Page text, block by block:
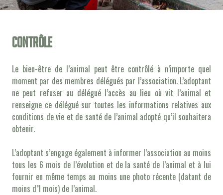
Contrôle
Le bien-être de l’animal peut être contrôlé à n’importe quel
moment par des membres délégués par l’association. L’adoptant
ne peut refuser au délégué l’accès au lieu où vit l’animal et
renseigne ce délégué sur toutes les informations relatives aux
conditions de vie et de santé de l’animal adopté qu’il souhaitera
obtenir.
L’adoptant s’engage également à informer l’association au moins
tous les 6 mois de l’évolution et de la santé de l’animal et à lui
fournir en même temps au moins une photo récente (datant de
moins d’1 mois) de l’animal.